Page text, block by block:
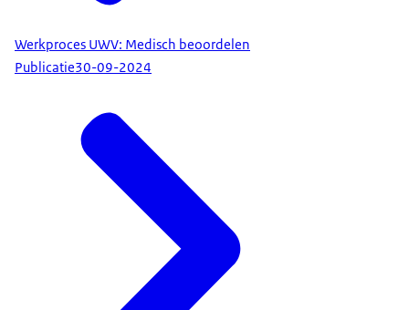
Werkproces UWV: Medisch beoordelen
Publicatie30-09-2024